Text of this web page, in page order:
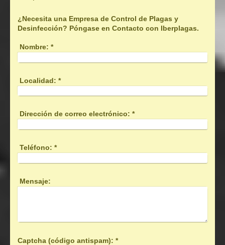
¿Necesita una Empresa de Control de Plagas y
Desinfección? Póngase en Contacto con Iberplagas.
Nombre: *
Localidad: *
Dirección de correo electrónico: *
Teléfono: *
Mensaje:
Captcha (código antispam): *